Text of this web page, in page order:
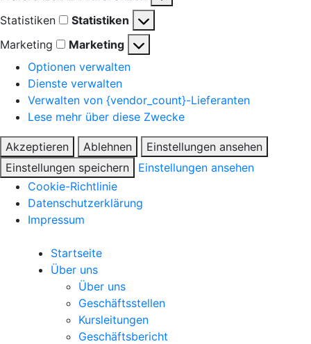
Statistiken
Statistiken
Marketing
Marketing
Optionen verwalten
Dienste verwalten
Verwalten von {vendor_count}-Lieferanten
Lese mehr über diese Zwecke
Akzeptieren Ablehnen
Einstellungen ansehen
Einstellungen speichern
Einstellungen ansehen
Cookie-Richtlinie
Datenschutzerklärung
Impressum
Startseite
Über uns
Über uns
Geschäftsstellen
Kursleitungen
Geschäftsbericht